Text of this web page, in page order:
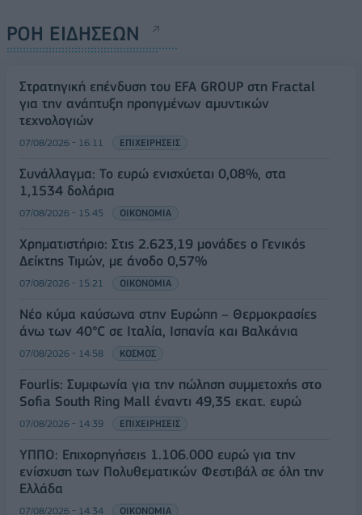
ΡΟΗ ΕΙΔΗΣΕΩΝ
Στρατηγική επένδυση του EFA GROUP στη Fractal
για την ανάπτυξη προηγμένων αμυντικών
τεχνολογιών
07/08/2026 - 16:11 ΕΠΙΧΕΙΡΗΣΕΙΣ
Συνάλλαγμα: Το ευρώ ενισχύεται 0,08%, στα
1,1534 δολάρια
07/08/2026 - 15:45 ΟΙΚΟΝΟΜΙΑ
Χρηματιστήριο: Στις 2.623,19 μονάδες ο Γενικός
Δείκτης Τιμών, με άνοδο 0,57%
07/08/2026 - 15:21 ΟΙΚΟΝΟΜΙΑ
Νέο κύμα καύσωνα στην Ευρώπη – Θερμοκρασίες
άνω των 40°C σε Ιταλία, Ισπανία και Βαλκάνια
07/08/2026 - 14:58 ΚΟΣΜΟΣ
Fourlis: Συμφωνία για την πώληση συμμετοχής στο
Sofia South Ring Mall έναντι 49,35 εκατ. ευρώ
07/08/2026 - 14:39 ΕΠΙΧΕΙΡΗΣΕΙΣ
ΥΠΠΟ: Επιχορηγήσεις 1.106.000 ευρώ για την
ενίσχυση των Πολυθεματικών Φεστιβάλ σε όλη την
Ελλάδα
07/08/2026 - 14:34 ΟΙΚΟΝΟΜΙΑ